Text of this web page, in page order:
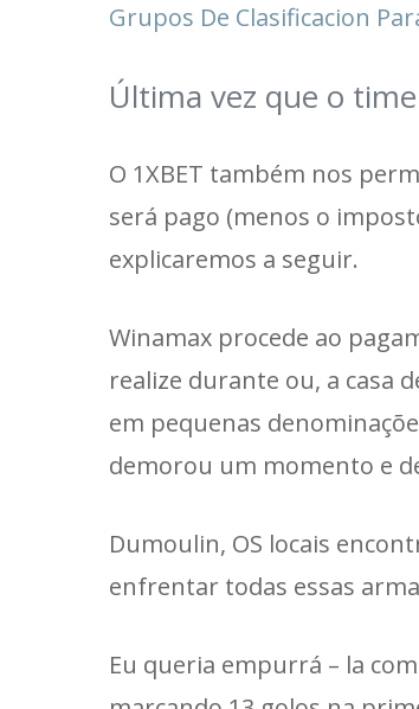
Grupos De Clasificacion
Última vez que o
O 1XBET também nos
será pago (menos o
explicaremos a seguir.
Winamax procede ao
realize durante ou, a casa
em pequenas
demorou um momento e
Dumoulin, OS locais
enfrentar todas essas
Eu queria empurrá – la